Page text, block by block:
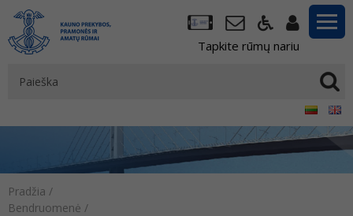
Tapkite rūmų nariu
Pradžia /
Bendruomenė /